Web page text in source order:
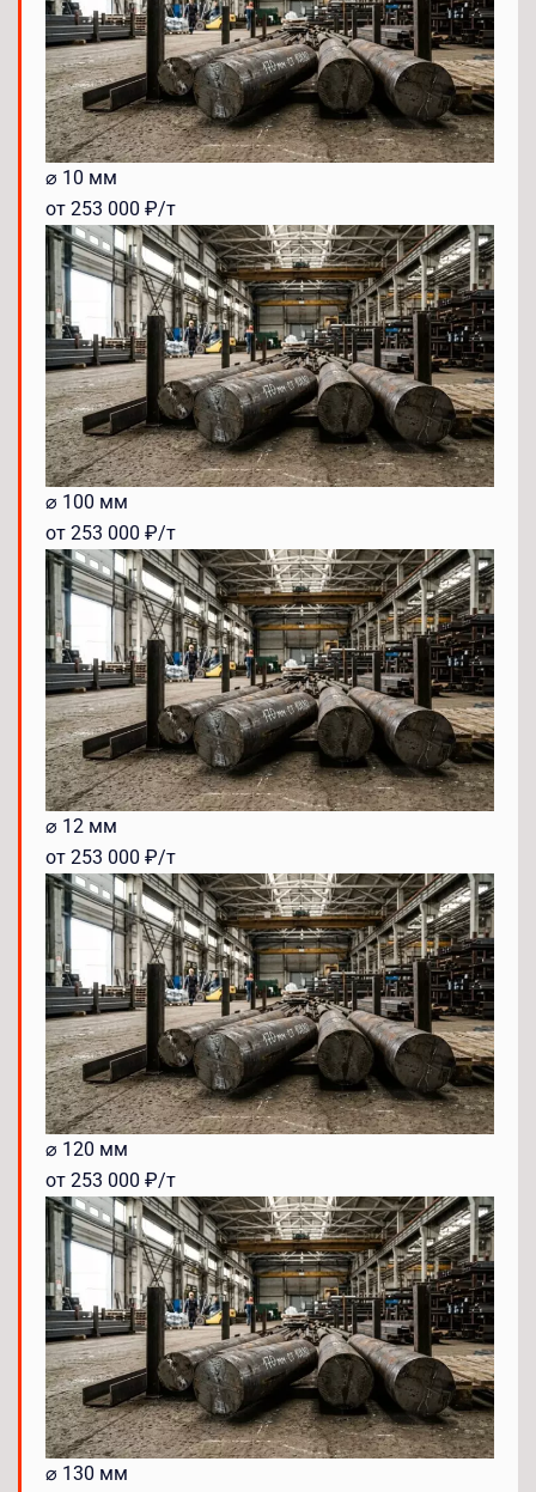
⌀ 10 мм
от 253 000 ₽/т
⌀ 100 мм
от 253 000 ₽/т
⌀ 12 мм
от 253 000 ₽/т
⌀ 120 мм
от 253 000 ₽/т
⌀ 130 мм